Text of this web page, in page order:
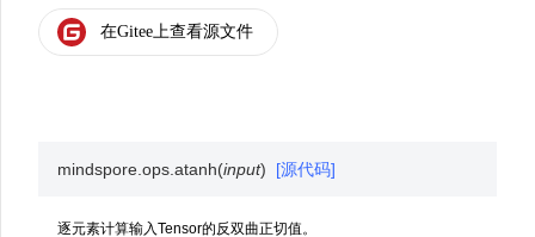
mindspore.ops.atanh(input) [源代码]
逐元素计算输入Tensor的反双曲正切值。